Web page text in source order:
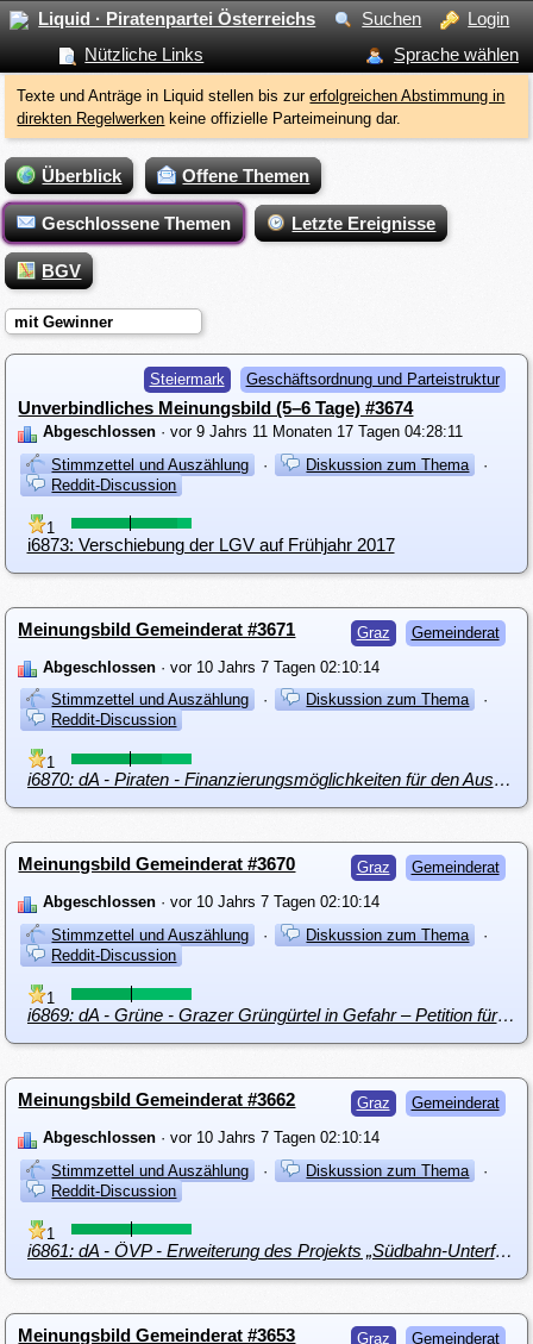
Liquid · Piratenpartei Österreichs Suchen
Login
Nützliche Links
Sprache wählen
Texte und Anträge in Liquid stellen bis zurerfolgreichen Abstimmung in
direkten Regelwerken keine offizielle Parteimeinung dar.
Überblick Offene Themen
Geschlossene Themen Letzte Ereignisse
BGV
mit Gewinner
Steiermark Geschäftsordnung und Parteistruktur
Unverbindliches Meinungsbild (5–6 Tage) #3674
Abgeschlossen · vor 9 Jahrs 11 Monaten 17 Tagen 04:28:11
Stimmzettel und Auszählung
· Diskussion zum Thema
·
Reddit-Discussion
1
i6873: Verschiebung der LGV auf Frühjahr 2017
Graz Gemeinderat
Meinungsbild Gemeinderat #3671
Abgeschlossen · vor 10 Jahrs 7 Tagen 02:10:14
Stimmzettel und Auszählung
· Diskussion zum Thema
·
Reddit-Discussion
1
i6870: dA - Piraten - Finanzierungsmöglichkeiten für den Ausbau der öffentlichen Verkehrsmittel
Graz Gemeinderat
Meinungsbild Gemeinderat #3670
Abgeschlossen · vor 10 Jahrs 7 Tagen 02:10:14
Stimmzettel und Auszählung
· Diskussion zum Thema
·
Reddit-Discussion
1
i6869: dA - Grüne - Grazer Grüngürtel in Gefahr – Petition für eine Beibehaltung der derzeitigen Bestimmungen zum Schutz von Waldflächen im Bundesforstgesetz
Graz Gemeinderat
Meinungsbild Gemeinderat #3662
Abgeschlossen · vor 10 Jahrs 7 Tagen 02:10:14
Stimmzettel und Auszählung
· Diskussion zum Thema
·
Reddit-Discussion
1
i6861: dA - ÖVP - Erweiterung des Projekts „Südbahn-Unterführung Josef-Huber-Gasse“ durch ÖV-Unterführung auch unter dem Eggenberger Gürtel - Prüfung
Graz Gemeinderat
Meinungsbild Gemeinderat #3653